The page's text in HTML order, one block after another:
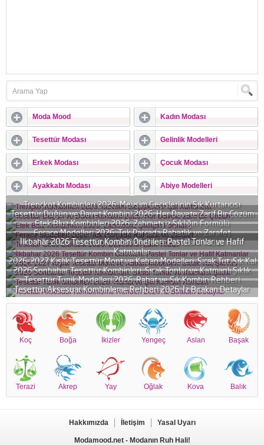
Moda Mood Kadın Modası
Tesettür Modası Gelinlik Modelleri
Erkek Modası Çocuk Modası
Ayakkabı Modası Abiye Modelleri
Trençkot Kombinleri 2026: Mevsim Geçişlerinin Şık Kurtarıcısı
Tesettür Düğün ve Davet Kombini 2026: Her Davete Zarif Bir Çözüm
Etek Bluz Kombinleri 2026: Zahmetsiz Şıklığın Formülü
Ferace Modelleri 2026: Tek Parçada Rahatlık ve Zarafet
Tesettür Gece Elbisesi 2026: Davetlerin Zarif Yıldızı
İlkbahar 2026 Tesettür Kombin Önerileri: Pastel Tonlar ve Hafif
Katmanlar
2026-2027 Kışlık Tesettür Mont ve Kaban Modelleri: Sıcak Tut, Şık Kal
2026 Sonbahar Tesettür Kombinleri: Sıcak Tonlar ve Katmanlı Şıklık
Tesettür Tunik Modelleri 2026: Rahat ve Şık Kombin Rehberi
Tesettür Aksesuar Kombinleme Rehberi 2026: İz Bırakan Detaylar
Koç Boğa İkizler Yengeç Aslan Başak
Terazi Akrep Yay Oğlak Kova Balık
Hakkımızda İletişim Yasal Uyarı
Modamood.net - Modanın Ruh Hali!